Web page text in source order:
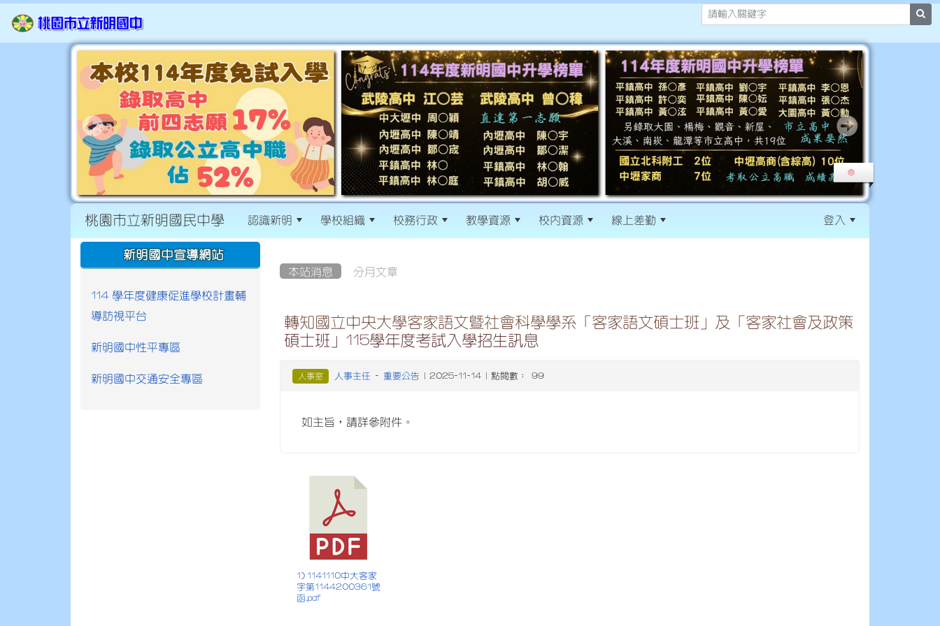
桃園市立新明國民中學 認識新明 學校組織 校務行政 教學資源 校內資源 線上差勤 登入
本站消息 分月文章
轉知國立中央大學客家語文暨社會科學學系「客家語文碩士班」及「客家社會及政策
碩士班」115學年度考試入學招生訊息
人事室 人事主任 - 重要公告 | 2025-11-14 | 點閱數： 99
如主旨，請詳參附件。
1) 1141110中大客家
字第1144200361號
函.pdf
:::
新明國中宣導網站
114 學年度健康促進學校計畫輔
導訪視平台
新明國中性平專區
新明國中交通安全專區